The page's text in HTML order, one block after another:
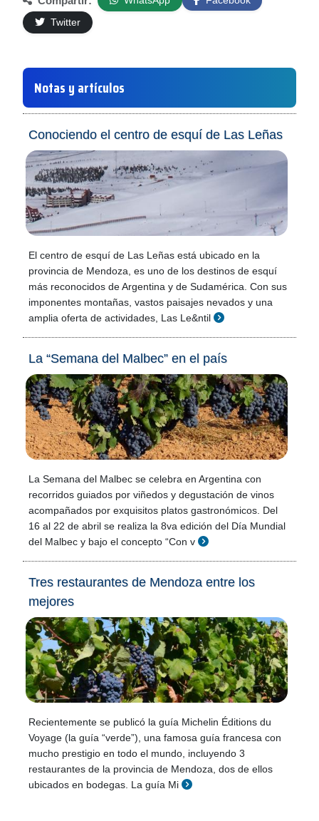
Twitter
Notas y artículos
Conociendo el centro de esquí de Las Leñas
El centro de esquí de Las Leñas está ubicado en la
provincia de Mendoza, es uno de los destinos de esquí
más reconocidos de Argentina y de Sudamérica. Con sus
imponentes montañas, vastos paisajes nevados y una
amplia oferta de actividades, Las Le&ntil
La “Semana del Malbec” en el país
La Semana del Malbec se celebra en Argentina con
recorridos guiados por viñedos y degustación de vinos
acompañados por exquisitos platos gastronómicos. Del
16 al 22 de abril se realiza la 8va edición del Día Mundial
del Malbec y bajo el concepto “Con v
Tres restaurantes de Mendoza entre los
mejores
Recientemente se publicó la guía Michelin Éditions du
Voyage (la guía “verde”), una famosa guía francesa con
mucho prestigio en todo el mundo, incluyendo 3
restaurantes de la provincia de Mendoza, dos de ellos
ubicados en bodegas. La guía Mi